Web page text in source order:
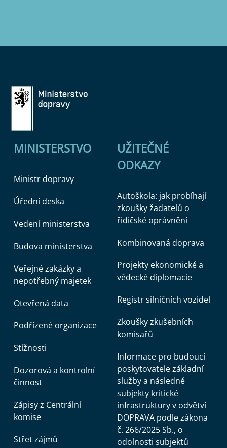
MINISTERSTVO
Ministr dopravy
Úřední deska
Vedení ministerstva
Budova ministerstva
Veřejné zakázky a
nepotřebný majetek
Otevřená data
Podřízené organizace
Stížnosti
Dozorová a kontrolní
činnost
Zápisy z Centrální
komise
Střet zájmů
UŽITEČNÉ
ODKAZY
Autoškola: jak probíhají
zkoušky žadatelů o
řidičské oprávnění
Kombinovaná doprava
Projekty ekonomické a
vědecké diplomacie
Registr silničních vozidel
Zkoušky zkušebních
komisařů
Informace pro budoucí
poskytovatele základní
služby a následné
subjekty kritické
infrastruktury v odvětví
DOPRAVA podle zákona
č. 266/2025 Sb., o
odolnosti subjektů